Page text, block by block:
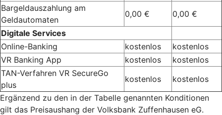
Bargeldauszahlung am
Geldautomaten
0,00 €
0,00 €
Digitale Services
Online-Banking
kostenlos
kostenlos
VR Banking App
kostenlos
kostenlos
TAN-Verfahren VR SecureGo
plus
kostenlos
kostenlos
Ergänzend zu den in der Tabelle genannten Konditionen
gilt das Preisaushang der Volksbank Zuffenhausen eG.